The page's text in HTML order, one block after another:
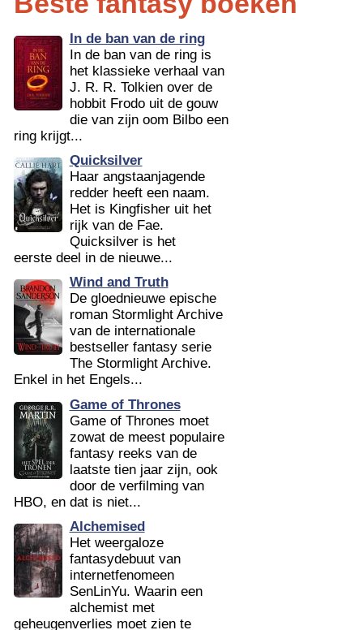
In de ban van de ring
In de ban van de ring is
het klassieke verhaal van
J. R. R. Tolkien over de
hobbit Frodo uit de gouw
die van zijn oom Bilbo een
ring krijgt...
Quicksilver
Haar angstaanjagende
redder heeft een naam.
Het is Kingfisher uit het
rijk van de Fae.
Quicksilver is het
eerste deel in de nieuwe...
Wind and Truth
De gloednieuwe epische
roman Stormlight Archive
van de internationale
bestseller fantasy serie
The Stormlight Archive.
Enkel in het Engels...
Game of Thrones
Game of Thrones moet
zowat de meest populaire
fantasy reeks van de
laatste tien jaar zijn, ook
door de verfilming van
HBO, en dat is niet...
Alchemised
Het weergaloze
fantasydebuut van
internetfenomeen
SenLinYu. Waarin een
alchemist met
geheugenverlies moet zien te